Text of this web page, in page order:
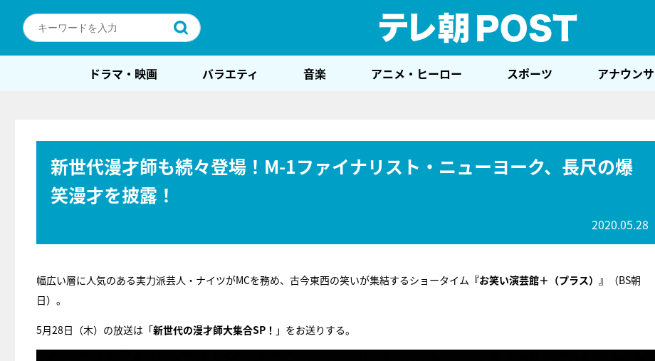
ドラマ・映画 バラエティ 音楽 アニメ・ヒーロー スポーツ アナウン
新世代漫才師も続々登場！M-1ファイナリスト・ニューヨーク、長尺の爆
笑漫才を披露！
2020.05.28
幅広い層に人気のある実力派芸人・ナイツがMCを務め、古今東西の笑いが集結するショータイム 『お笑い演芸館＋（プラス）』
（BS朝
日）。
5月28日（木）の放送は「新世代の漫才師大集合SP！ 」をお送りする。
『アイ＝ラブ！げーみんぐ